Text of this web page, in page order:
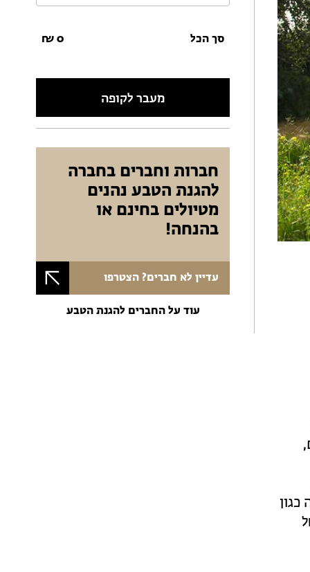
כגון
סך הכל 0
₪
מעבר לקופה
חברות וחברים בחברה
להגנת הטבע נהנים
מטיולים בחינם או
בהנחה!
עדיין לא חברים? הצטרפו
עוד על החברים להגנת הטבע